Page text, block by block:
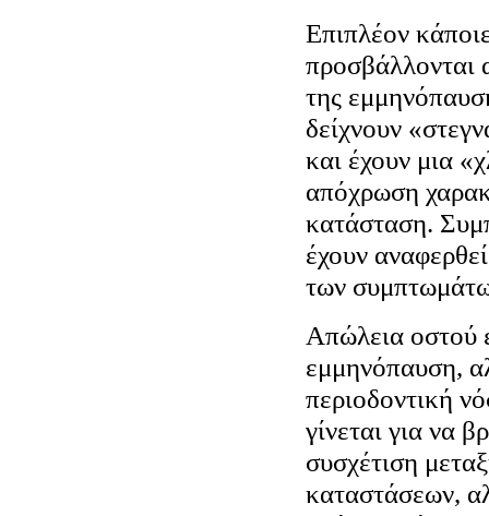
Επιπλέον
προσβάλλονται
της
δείχνουν
και έχουν μια
απόχρωση
κατάσταση.
έχουν
των
Απώλεια οστού
εμμηνόπαυση,
περιοδοντική
γίνεται για να
συσχέτιση
καταστάσεων,